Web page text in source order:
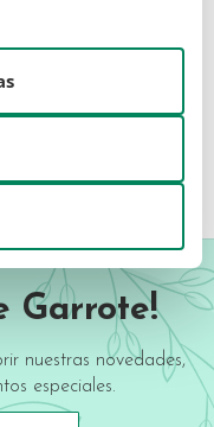
The Hand Cream
€
Garrote!
nuestras novedades,
especiales.